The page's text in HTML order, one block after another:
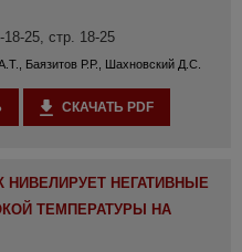
25, стр. 18-25
Баязитов Р.Р., Шахновский Д.С.
СКАЧАТЬ PDF
НИВЕЛИРУЕТ НЕГАТИВНЫЕ
ТЕМПЕРАТУРЫ НА